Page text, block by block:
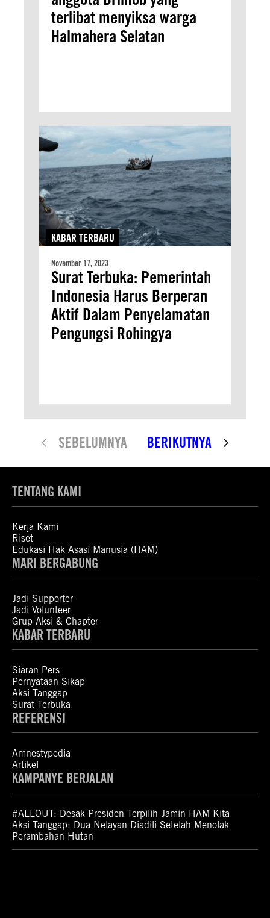
terlibat menyiksa warga
Halmahera Selatan
KABAR TERBARU
November 17, 2023
Surat Terbuka: Pemerintah
Indonesia Harus Berperan
Aktif Dalam Penyelamatan
Pengungsi Rohingya
SEBELUMNYA BERIKUTNYA
TENTANG KAMI
Kerja Kami
Riset
Edukasi Hak Asasi Manusia (HAM)
MARI BERGABUNG
Jadi Supporter
Jadi Volunteer
Grup Aksi & Chapter
KABAR TERBARU
Siaran Pers
Pernyataan Sikap
Aksi Tanggap
Surat Terbuka
REFERENSI
Amnestypedia
Artikel
KAMPANYE BERJALAN
#ALLOUT: Desak Presiden Terpilih Jamin HAM Kita
Aksi Tanggap: Dua Nelayan Diadili Setelah Menolak
Perambahan Hutan